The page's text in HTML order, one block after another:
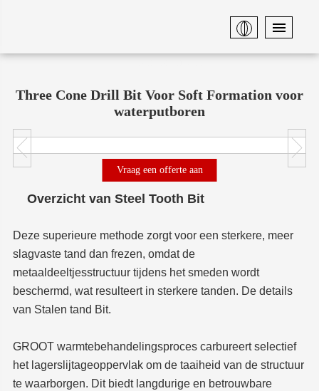
Three Cone Drill Bit Voor Soft Formation voor
waterputboren
Vraag een offerte aan
Overzicht van Steel Tooth Bit
Deze superieure methode zorgt voor een sterkere, meer
slagvaste tand dan frezen, omdat de
metaaldeeltjesstructuur tijdens het smeden wordt
beschermd, wat resulteert in sterkere tanden. De details
van Stalen tand Bit.
GROOT warmtebehandelingsproces carbureert selectief
het lagerslijtageoppervlak om de taaiheid van de structuur
te waarborgen. Dit biedt langdurige en betrouwbare